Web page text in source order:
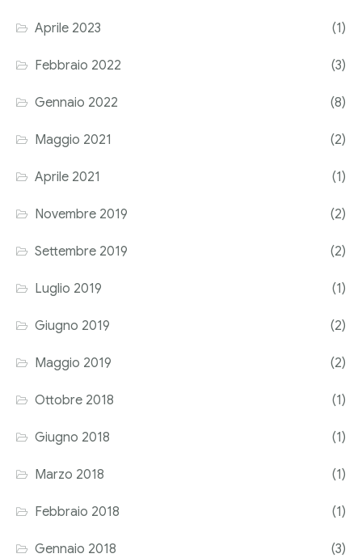
Aprile 2023 (1)
Febbraio 2022 (3)
Gennaio 2022 (8)
Maggio 2021 (2)
Aprile 2021 (1)
Novembre 2019 (2)
Settembre 2019 (2)
Luglio 2019 (1)
Giugno 2019 (2)
Maggio 2019 (2)
Ottobre 2018 (1)
Giugno 2018 (1)
Marzo 2018 (1)
Febbraio 2018 (1)
Gennaio 2018 (3)